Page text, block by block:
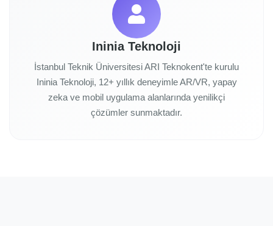
Ininia Teknoloji
İstanbul Teknik Üniversitesi ARI Teknokent'te kurulu
Ininia Teknoloji, 12+ yıllık deneyimle AR/VR, yapay
zeka ve mobil uygulama alanlarında yenilikçi
çözümler sunmaktadır.